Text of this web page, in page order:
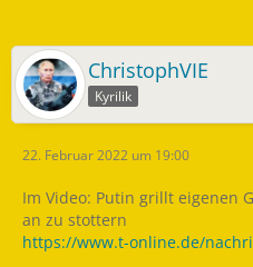
ChristophVIE
Kyrilik
22. Februar 2022 um 19:00
Im Video: Putin grillt eigenen
an zu stottern
https://www.t-online.de/